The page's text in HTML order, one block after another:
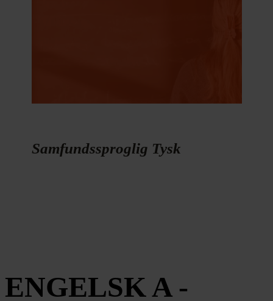
Samfundssproglig Tysk
ENGELSK A -